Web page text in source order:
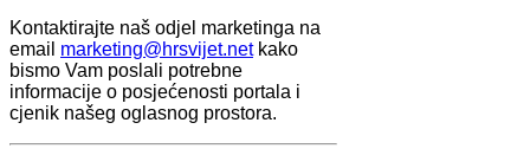
Kontaktirajte naš odjel marketinga na
email marketing@hrsvijet.netkako
bismo Vam poslali potrebne
informacije o posjećenosti portala i
cjenik našeg oglasnog prostora.